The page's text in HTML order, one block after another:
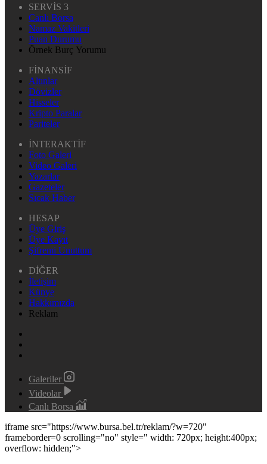
SERVİS 3
Canlı Borsa
Namaz Vakitleri
Puan Durumu
Örnek Burç Yorumu
FİNANSİF
Altınlar
Dövizler
Hisseler
Kripto Paralar
Pariteler
İNTERAKTİF
Foto Galeri
Video Galeri
Yazarlar
Gazeteler
Sıcak Haber
HESAP
Üye Giriş
Üye Kayıt
Şifremi Unuttum
DİĞER
İletişim
Künye
Hakkımızda
Reklam
Galeriler
Videolar
Canlı Borsa
iframe src="https://www.bursa.bel.tr/reklam/?w=720"
frameborder=0 scrolling="no" style=" width: 720px; height:400px;
overflow: hidden;">